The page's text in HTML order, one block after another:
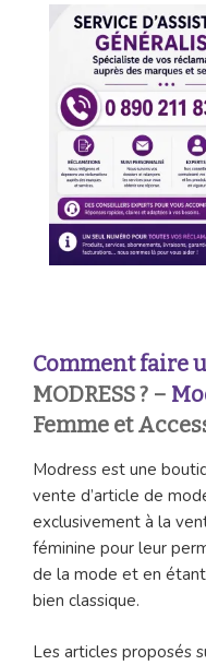
Comment faire
MODRESS ? –
Femme et
Modress est une
vente d’article de
exclusivement à la
féminine pour leur
de la mode et en
bien classique.
Les articles proposés